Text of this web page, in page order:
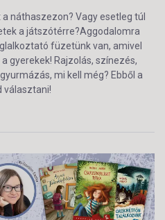
náthaszezon? Vagy esetleg túl
a játszótérre?Aggodalomra
füzetünk van, amivel
gyerekek! Rajzolás, színezés,
mi kell még? Ebből a
választani!